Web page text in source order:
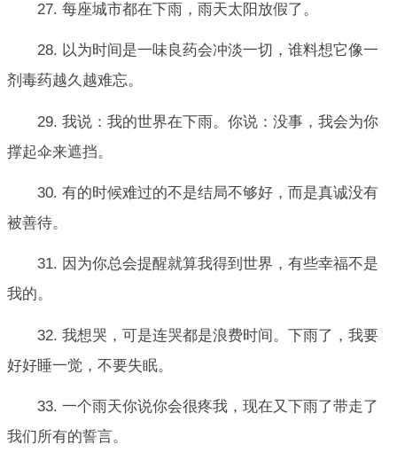
27. 每座城市都在下雨，雨天太阳放假了。
28. 以为时间是一味良药会冲淡一切，谁料想它像一
剂毒药越久越难忘。
29. 我说：我的世界在下雨。你说：没事，我会为你
撑起伞来遮挡。
30. 有的时候难过的不是结局不够好，而是真诚没有
被善待。
31. 因为你总会提醒就算我得到世界，有些幸福不是
我的。
32. 我想哭，可是连哭都是浪费时间。下雨了，我要
好好睡一觉，不要失眠。
33. 一个雨天你说你会很疼我，现在又下雨了带走了
我们所有的誓言。